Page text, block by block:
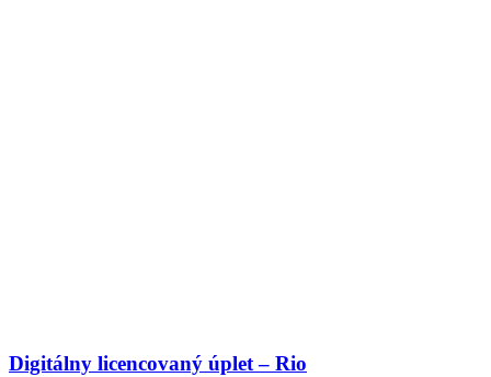
Digitálny licencovaný úplet – Rio